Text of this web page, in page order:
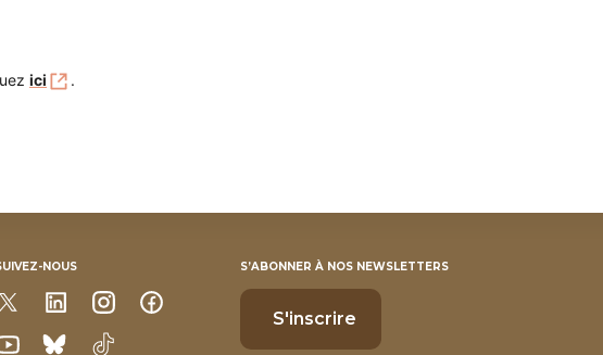
ici .
NOUS S’ABONNER À NOS NEWSLETTERS